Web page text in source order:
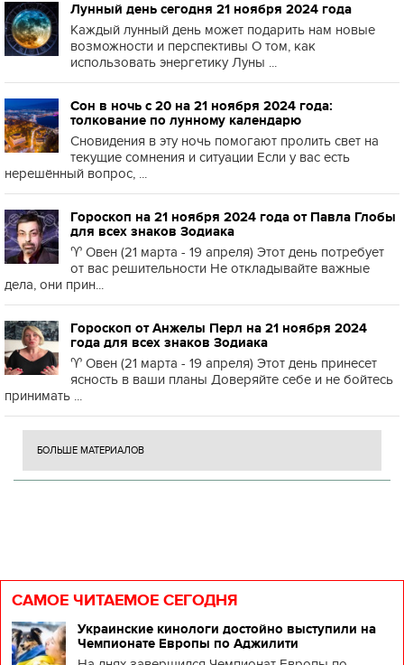
Лунный день сегодня 21 ноября 2024 года
Каждый лунный день может подарить нам новые
возможности и перспективы О том, как
использовать энергетику Луны ...
Сон в ночь с 20 на 21 ноября 2024 года:
толкование по лунному календарю
Сновидения в эту ночь помогают пролить свет на
текущие сомнения и ситуации Если у вас есть
нерешённый вопрос, ...
Гороскоп на 21 ноября 2024 года от Павла Глобы
для всех знаков Зодиака
♈️ Овен (21 марта - 19 апреля) Этот день потребует
от вас решительности Не откладывайте важные
дела, они прин...
Гороскоп от Анжелы Перл на 21 ноября 2024
года для всех знаков Зодиака
♈️ Овен (21 марта - 19 апреля) Этот день принесет
ясность в ваши планы Доверяйте себе и не бойтесь
принимать ...
БОЛЬШЕ МАТЕРИАЛОВ
САМОЕ ЧИТАЕМОЕ СЕГОДНЯ
Украинские кинологи достойно выступили на
Чемпионате Европы по Аджилити